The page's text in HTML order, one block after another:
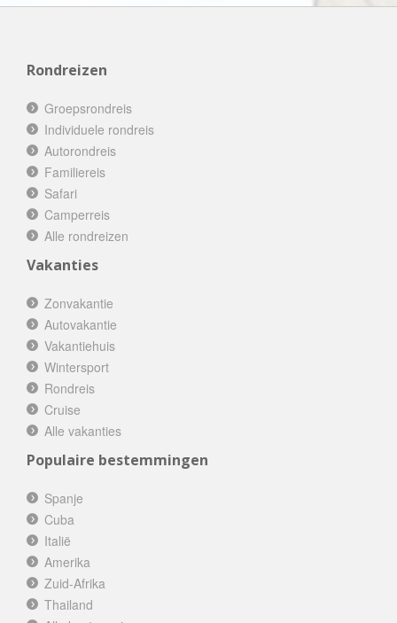
Rondreizen
Groepsrondreis
Individuele rondreis
Autorondreis
Familiereis
Safari
Camperreis
Alle rondreizen
Vakanties
Zonvakantie
Autovakantie
Vakantiehuis
Wintersport
Rondreis
Cruise
Alle vakanties
Populaire bestemmingen
Spanje
Cuba
Italië
Amerika
Zuid-Afrika
Thailand